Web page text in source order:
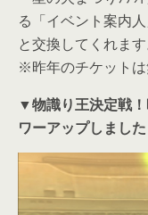
る「イベント案内
と交換してくれます
※昨年のチケットは
▼物識り王決定戦
ワーアップしました